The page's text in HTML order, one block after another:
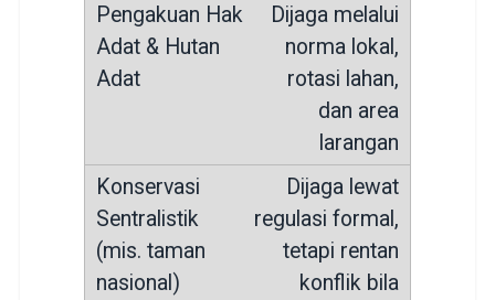
Dijaga melalui
norma lokal,
rotasi lahan,
dan area
larangan
Dijaga lewat
regulasi formal,
tetapi rentan
konflik bila